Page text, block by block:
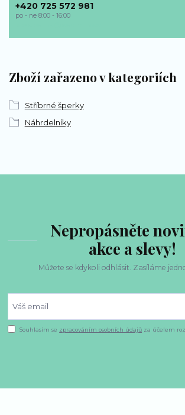
Zboží zařazeno v kategoriích
Stříbrné šperky
Náhrdelníky
+420 725 572 981
po - ne 8:00 - 16:00
Nepropásněte
akce a slevy!
Můžete se kdykoli odhlásit. Zasíláme
Souhlasím se zpracováním osobních údajů za účelem